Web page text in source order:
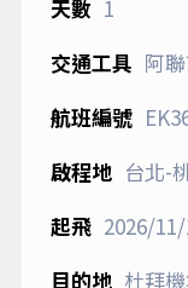
1
阿
台北-
2026/
杜拜